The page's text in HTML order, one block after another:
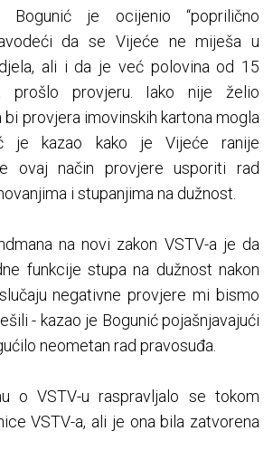
Bogunić je ocijenio “poprilično
da se Vijeće ne miješa u
ali i da je već polovina od 15
prošlo provjeru. Iako nije želio
provjera imovinskih kartona mogla
je kazao kako je Vijeće ranije
ovaj način provjere usporiti rad
i stupanjima na dužnost.
na novi zakon VSTV-a je da
funkcije stupa na dužnost nakon
negativne provjere mi bismo
- kazao je Bogunić pojašnjavajući
neometan rad pravosuđa.
o VSTV-u raspravljalo se tokom
VSTV-a, ali je ona bila zatvorena